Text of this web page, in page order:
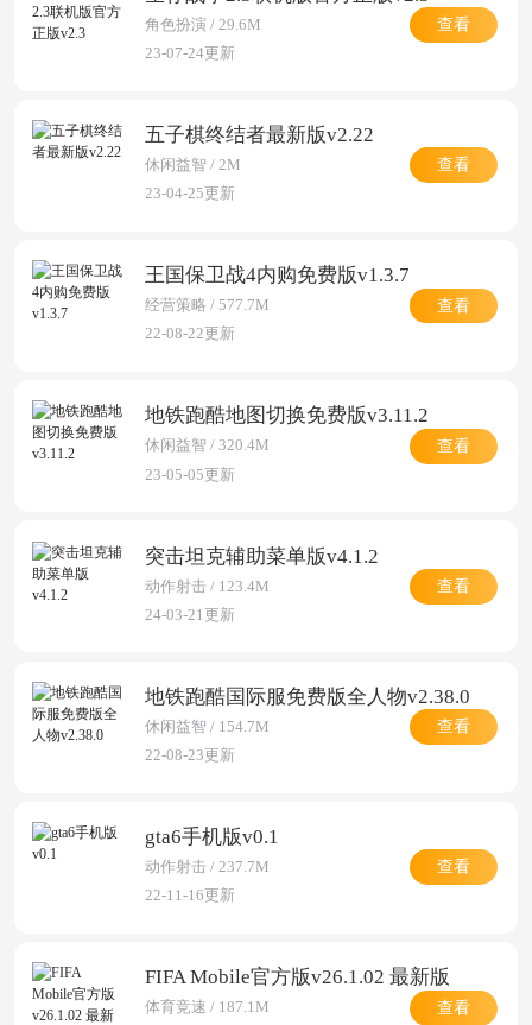
角色扮演 / 29.6M
23-07-24更新
查看
五子棋终结者最新版v2.22
休闲益智 / 2M
23-04-25更新
查看
王国保卫战4内购免费版v1.3.7
经营策略 / 577.7M
22-08-22更新
查看
地铁跑酷地图切换免费版v3.11.2
休闲益智 / 320.4M
23-05-05更新
查看
突击坦克辅助菜单版v4.1.2
动作射击 / 123.4M
24-03-21更新
查看
地铁跑酷国际服免费版全人物v2.38.0
休闲益智 / 154.7M
22-08-23更新
查看
gta6手机版v0.1
动作射击 / 237.7M
22-11-16更新
查看
FIFA Mobile官方版v26.1.02 最新版
体育竞速 / 187.1M
查看